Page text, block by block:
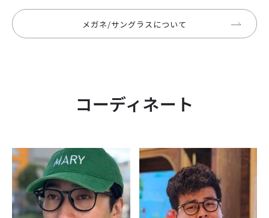
メガネ/サングラスについて
コーディネート